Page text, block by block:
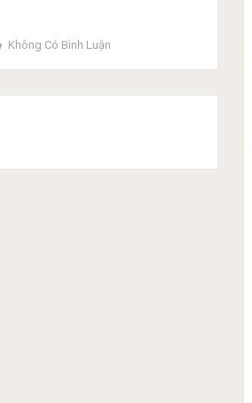
Không Có Bình Luận